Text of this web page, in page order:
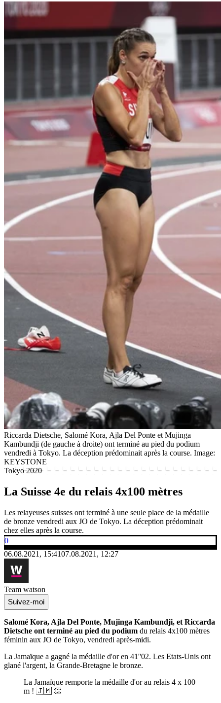
Riccarda Dietsche, Salomé Kora, Ajla Del Ponte et Mujinga
Kambundji (de gauche à droite) ont terminé au pied du podium
vendredi à Tokyo. La déception prédominait après la course. Image:
KEYSTONE
Tokyo 2020
La Suisse 4e du relais 4x100 mètres
Les relayeuses suisses ont terminé à une seule place de la médaille
de bronze vendredi aux JO de Tokyo. La déception prédominait
chez elles après la course.
0
06.08.2021, 15:4107.08.2021, 12:27
Team watson
Suivez-moi
Salomé Kora, Ajla Del Ponte, Mujinga Kambundji, et Riccarda
Dietsche ont terminé au pied du podium du relais 4x100 mètres
féminin aux JO de Tokyo, vendredi après-midi.
La Jamaïque a gagné la médaille d'or en 41''02. Les Etats-Unis ont
glané l'argent, la Grande-Bretagne le bronze.
La Jamaïque remporte la médaille d'or au relais 4 x 100
m ! 🇯🇲 👏